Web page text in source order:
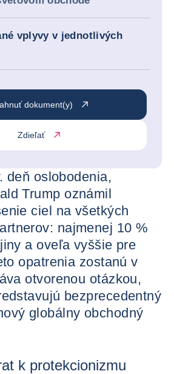
vplyvy v jednotlivých
dokument(y)
Zdieľať
deň oslobodenia,
Trump oznámil
ciel na všetkých
najmenej 10 %
a oveľa vyššie pre
opatrenia zostanú v
otvorenou otázkou,
bezprecedentný
globálny obchodný
k protekcionizmu